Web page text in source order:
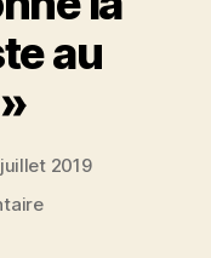
au
2019
sur